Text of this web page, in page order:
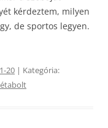
kérdeztem, milyen
de sportos legyen.
20 | Kategória: